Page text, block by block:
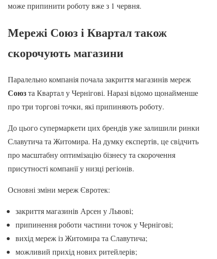
може припинити роботу вже з 1 червня.
Мережі Союз і Квартал також
скорочують магазини
Паралельно компанія почала закриття магазинів мереж
Союзта Квартал у Чернігові. Наразі відомо щонайменше
про три торгові точки, які припиняють роботу.
До цього супермаркети цих брендів уже залишили ринки
Славутича та Житомира. На думку експертів, це свідчить
про масштабну оптимізацію бізнесу та скорочення
присутності компанії у низці регіонів.
Основні зміни мереж Євротек:
закриття магазинів Арсен у Львові;
припинення роботи частини точок у Чернігові;
вихід мереж із Житомира та Славутича;
можливий прихід нових ритейлерів;